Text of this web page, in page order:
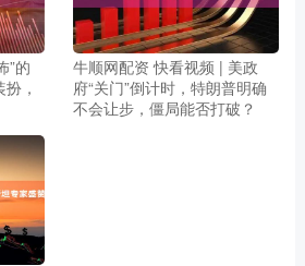
”的
，
牛顺网配资 快看视频 | 美政
府“关门”倒计时，特朗普明确
不会让步，僵局能否打破？